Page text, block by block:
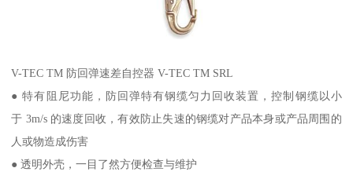
V-TEC TM 防回弹速差自控器 V-TEC TM SRL
● 特有阻尼功能，防回弹特有钢缆匀力回收装置，控制钢缆以小
于 3m/s 的速度回收，有效防止失速的钢缆对产品本身或产品周围的
人或物造成伤害
● 透明外壳，一目了然方便检查与维护